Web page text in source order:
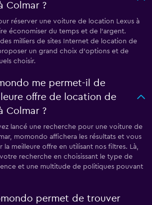
Colmar ?
réserver une voiture de location Lexus à
économiser du temps et de l'argent.
milliers de sites Internet de location de
un grand choix d'options et de
choisir.
me permet-il de
offre de location de
Colmar ?
lancé une recherche pour une voiture de
momondo affichera les résultats et vous
meilleure offre en utilisant nos filtres. Là,
recherche en choisissant le type de
et une multitude de politiques pouvant
permet de trouver